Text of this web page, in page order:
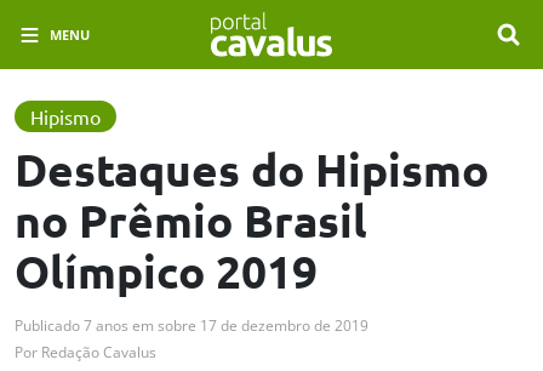
MENU
Hipismo
Destaques do Hipismo
no Prêmio Brasil
Olímpico 2019
Publicado7 anos em sobre 17 de dezembro de 2019
Por Redação Cavalus